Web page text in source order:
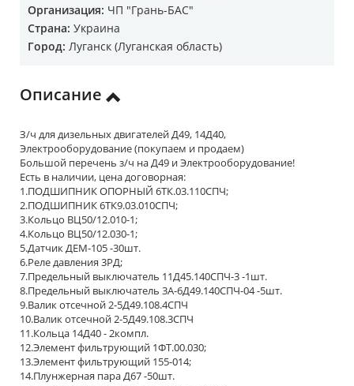
Организация: ЧП "Грань-БАС"
Страна: Украина
Город: Луганск (Луганская область)
Описание
З/ч для дизельных двигателей Д49, 14Д40,
Электрооборудование (покупаем и продаем)
Большой перечень з/ч на Д49 и Электрооборудование!
Есть в наличии, цена договорная:
1.ПОДШИПНИК ОПОРНЫЙ 6ТК.03.110СПЧ;
2.ПОДШИПНИК 6ТК9.03.010СПЧ;
3.Кольцо ВЦ50/12.010-1;
4.Кольцо ВЦ50/12.030-1;
5.Датчик ДЕМ-105 -30шт.
6.Реле давления 3РД;
7.Предельный выключатель 11Д45.140СПЧ-3 -1шт.
8.Предельный выключатель 3А-6Д49.140СПЧ-04 -5шт.
9.Валик отсечной 2-5Д49.108.4СПЧ
10.Валик отсечной 2-5Д49.108.3СПЧ
11.Кольца 14Д40 - 2компл.
12.Элемент фильтрующий 1ФТ.00.030;
13.Элемент фильтрующий 155-014;
14.Плунжерная пара Д67 -50шт.